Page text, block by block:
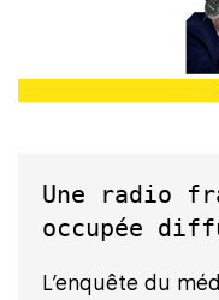
Une radio
occupée
L’enquête du